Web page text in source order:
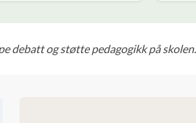
debatt og støtte pedagogikk på skolen.